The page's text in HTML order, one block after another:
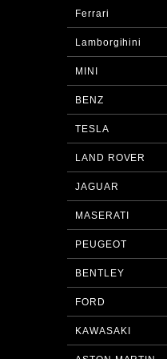
Ferrari
Lamborgihini
MINI
BENZ
TESLA
LAND ROVER
JAGUAR
MASERATI
PEUGEOT
BENTLEY
FORD
KAWASAKI